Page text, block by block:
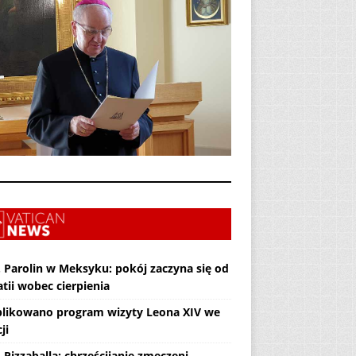
Parolin w Meksyku: pokój zaczyna się od
wobec cierpienia
program wizyty Leona XIV we